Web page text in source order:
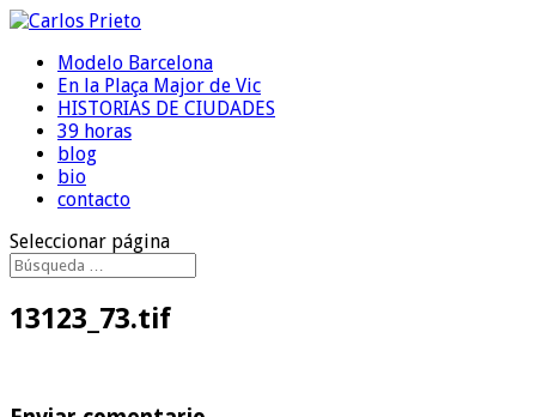
Modelo Barcelona
En la Plaça Major de Vic
HISTORIAS DE CIUDADES
39 horas
blog
bio
contacto
Seleccionar página
13123_73.tif